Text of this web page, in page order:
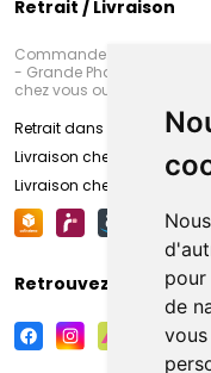
de
Retrait / Livraison
Commandez en ligne et
- Grande Pharmacie
chez vous ou en point retrait
Retrait dans la pharmacie
Livraison chez vous
Livraison chez votre
Retrouvez-nous sur